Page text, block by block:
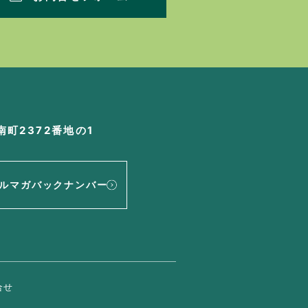
町2372番地の1
マガバックナンバー
せ